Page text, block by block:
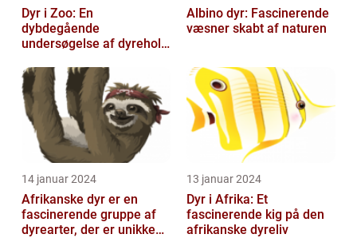
Dyr i Zoo: En
dybdegående
undersøgelse af dyrehold
Albino dyr: Fascinerende
væsner skabt af naturen
14 januar 2024
Afrikanske dyr er en
fascinerende gruppe af
dyrearter, der er unikke
13 januar 2024
Dyr i Afrika: Et
fascinerende kig på den
afrikanske dyreliv